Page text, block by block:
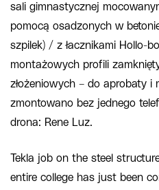
sali gimnastycznej
pomocą osadzonych w
szpilek) / z łacznikami Hollo-
montażowych profili
złożeniowych – do aprobaty
zmontowano bez jednego
drona: Rene Luz.
Tekla job on the steel
entire college has just been